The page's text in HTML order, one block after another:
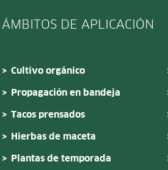
ÁMBITOS DE APLICACIÓN
Cultivo orgánico
Propagación en bandeja
Tacos prensados
Hierbas de maceta
Plantas de temporada